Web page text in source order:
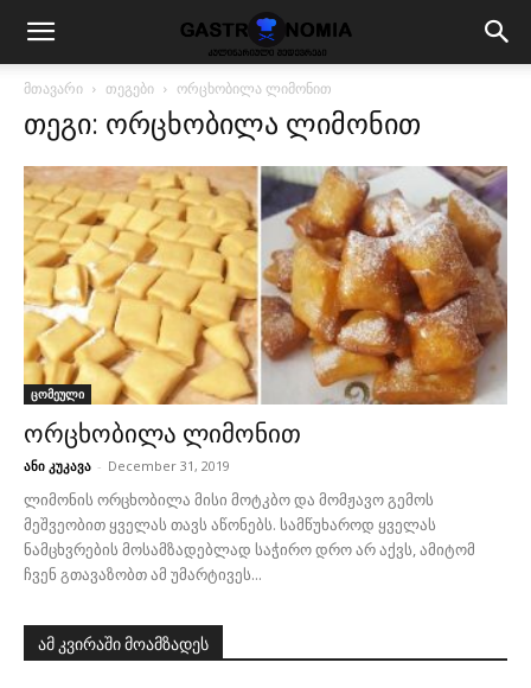
მთავარი თეგები ორცხობილა ლიმონით
თეგი: ორცხობილა ლიმონით
ცომეული
ორცხობილა ლიმონით
ანი კუკავა - December 31, 2019
ლიმონის ორცხობილა მისი მოტკბო და მომჟავო გემოს
მეშვეობით ყველას თავს აწონებს. სამწუხაროდ ყველას
ნამცხვრების მოსამზადებლად საჭირო დრო არ აქვს, ამიტომ
ჩვენ გთავაზობთ ამ უმარტივეს...
ამ კვირაში მოამზადეს